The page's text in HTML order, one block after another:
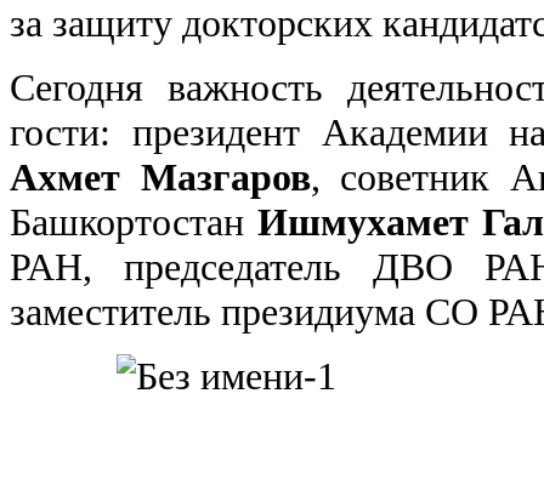
за защиту докторских
Сегодня важность
гости: президент Академии
Ахмет Мазгаров, советник
Башкортостан Ишмухамет
РАН, председатель ДВО
заместитель президиума СО